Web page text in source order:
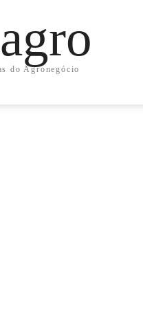
do Agronegócio